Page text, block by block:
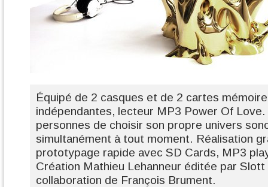
Équipé de 2 casques et de 2 cartes
indépendantes, lecteur MP3 Power Of
personnes de choisir son propre univers
simultanément à tout moment. Réalisation
prototypage rapide avec SD Cards, MP3
Création Mathieu Lehanneur éditée par Slott
collaboration de François Brument.